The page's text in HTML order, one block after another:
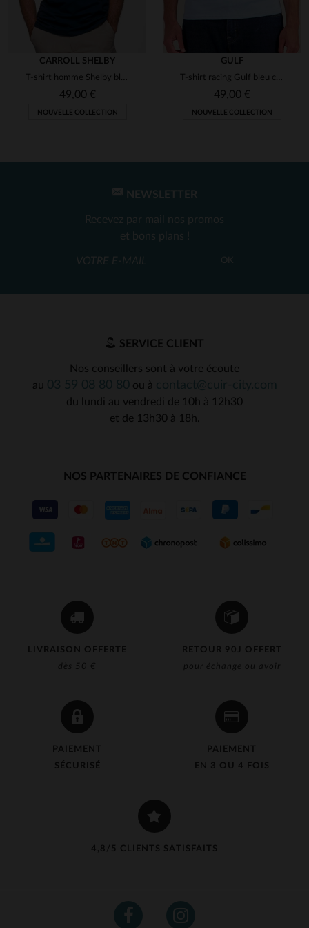
CARROLL SHELBY
T-shirt homme Shelby bleu marine
49,00 €
NOUVELLE COLLECTION
GULF
T-shirt racing Gulf bleu clair
49,00 €
NOUVELLE COLLECTION
LIVRAISON OFFERTE
dès 50 €
RETOUR 90J OFFERT
pour échange ou avoir
PAIEMENT
SÉCURISÉ
PAIEMENT
EN 3 OU 4 FOIS
4,8/5 CLIENTS SATISFAITS
NEWSLETTER
Recevez par mail nos promos
et bons plans !
OK
SERVICE CLIENT
Nos conseillers sont à votre écoute
au
ou à
du lundi au vendredi de 10h à 12h30
et de 13h30 à 18h.
NOS PARTENAIRES DE CONFIANCE